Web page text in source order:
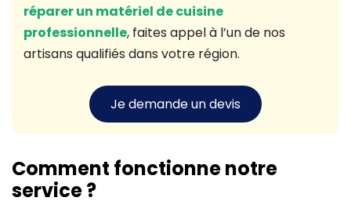
réparer un matériel de cuisine
professionnelle, faites appel à l’un de nos
artisans qualifiés dans votre région.
Je demande un devis
Comment fonctionne notre
service ?